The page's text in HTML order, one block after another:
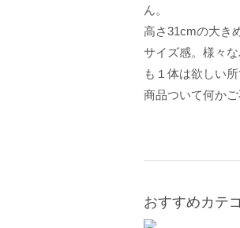
ん。
高さ31cmの大き
サイズ感。様々
も１体は欲しい所
商品ついて何か
おすすめカテ